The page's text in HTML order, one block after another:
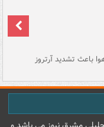
باعث تشدید آرتروز